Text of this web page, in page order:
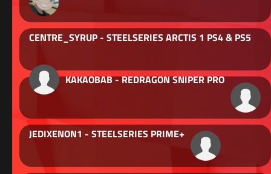
CENTRE_SYRUP - STEELSERIES ARCTIS 1 PS4 & PS5
KAKAOBAB - REDRAGON SNIPER PRO
JEDIXENON1 - STEELSERIES PRIME+